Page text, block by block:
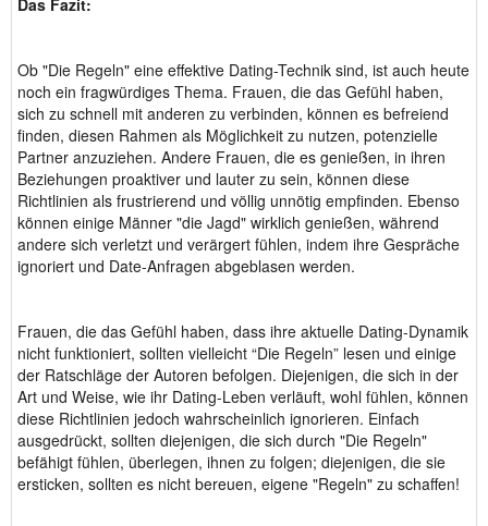
Das Fazit:
Ob "Die Regeln" eine effektive Dating-Technik sind, ist auch heute
noch ein fragwürdiges Thema. Frauen, die das Gefühl haben,
sich zu schnell mit anderen zu verbinden, können es befreiend
finden, diesen Rahmen als Möglichkeit zu nutzen, potenzielle
Partner anzuziehen. Andere Frauen, die es genießen, in ihren
Beziehungen proaktiver und lauter zu sein, können diese
Richtlinien als frustrierend und völlig unnötig empfinden. Ebenso
können einige Männer "die Jagd" wirklich genießen, während
andere sich verletzt und verärgert fühlen, indem ihre Gespräche
ignoriert und Date-Anfragen abgeblasen werden.
Frauen, die das Gefühl haben, dass ihre aktuelle Dating-Dynamik
nicht funktioniert, sollten vielleicht “Die Regeln” lesen und einige
der Ratschläge der Autoren befolgen. Diejenigen, die sich in der
Art und Weise, wie ihr Dating-Leben verläuft, wohl fühlen, können
diese Richtlinien jedoch wahrscheinlich ignorieren. Einfach
ausgedrückt, sollten diejenigen, die sich durch "Die Regeln"
befähigt fühlen, überlegen, ihnen zu folgen; diejenigen, die sie
ersticken, sollten es nicht bereuen, eigene "Regeln" zu schaffen!